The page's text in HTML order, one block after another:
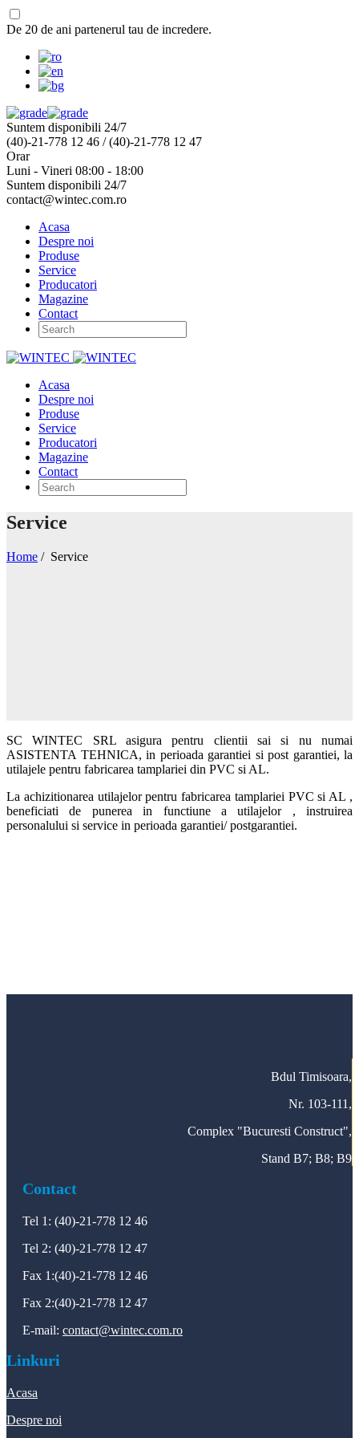
De 20 de ani partenerul tau de incredere.
Suntem disponibili 24/7
(40)-21-778 12 46 / (40)-21-778 12 47
Orar
Luni - Vineri 08:00 - 18:00
Suntem disponibili 24/7
contact@wintec.com.ro
Acasa
Despre noi
Produse
Service
Producatori
Magazine
Contact
Acasa
Despre noi
Produse
Service
Producatori
Magazine
Contact
Service
Home / Service
SC WINTEC SRL asigura pentru clientii sai si nu numai
ASISTENTA TEHNICA, in perioada garantiei si post garantiei, la
utilajele pentru fabricarea tamplariei din PVC si AL.
La achizitionarea utilajelor pentru fabricarea tamplariei PVC si AL ,
beneficiati de punerea in functiune a utilajelor , instruirea
personalului si service in perioada garantiei/ postgarantiei.
Bdul Timisoara,
Nr. 103-111,
Complex "Bucuresti Construct",
Stand B7; B8; B9
Contact
Tel 1: (40)-21-778 12 46
Tel 2: (40)-21-778 12 47
Fax 1:(40)-21-778 12 46
Fax 2:(40)-21-778 12 47
E-mail: contact@wintec.com.ro
Linkuri
Acasa
Despre noi